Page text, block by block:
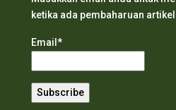
ketika ada pembaharuan
Email*